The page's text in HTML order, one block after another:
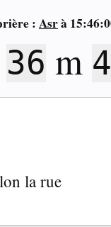
:Asrà
36 m
la rue